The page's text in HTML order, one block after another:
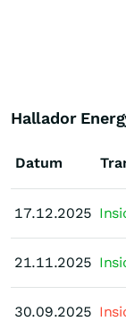
Hallador
Datum
17.12.2025
21.11.2025
30.09.2025
17.12.2025
21.11.2025
30.09.2025